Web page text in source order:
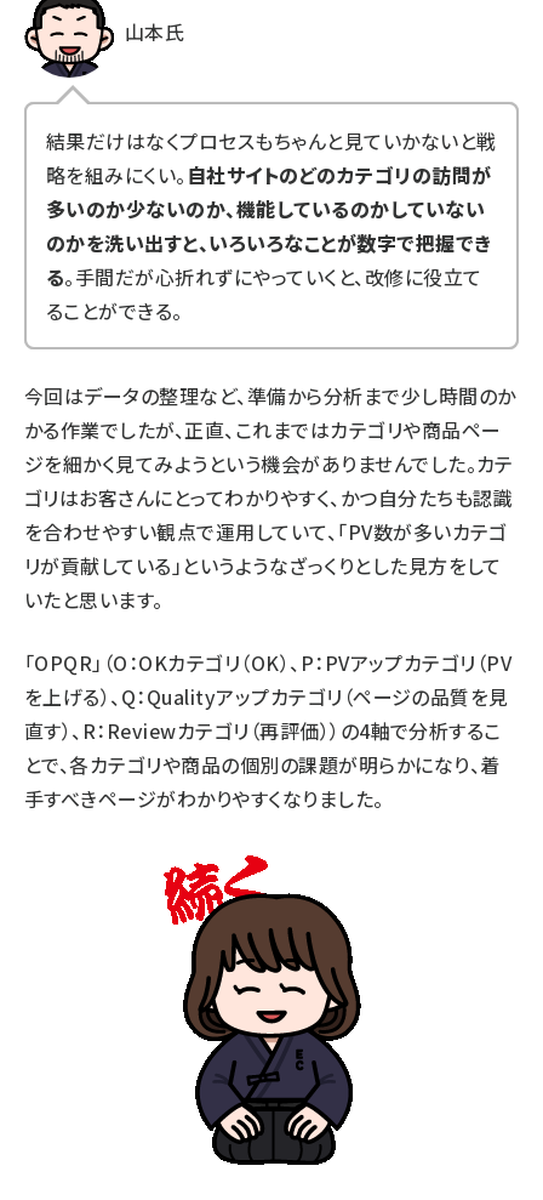
山本氏
結果だけはなくプロセスもちゃんと見ていかないと戦
略を組みにくい。 自社サイトのどのカテゴリの訪問が
多いのか少ないのか、機能しているのかしていない
のかを洗い出すと、いろいろなことが数字で把握でき
る。手間だが心折れずにやっていくと、改修に役立て
ることができる。
今回はデータの整理など、準備から分析まで少し時間のか
かる作業でしたが、正直、これまではカテゴリや商品ペー
ジを細かく見てみようという機会がありませんでした。カテ
ゴリはお客さんにとってわかりやすく、かつ自分たちも認識
を合わせやすい観点で運用していて、「PV数が多いカテゴ
リが貢献している」というようなざっくりとした見方をして
いたと思います。
「OPQR」（O：OKカテゴリ（OK）、P：PVアップカテゴリ（PV
を上げる）、Q：Qualityアップカテゴリ（ページの品質を見
直す）、R：Reviewカテゴリ（再評価））の4軸で分析するこ
とで、各カテゴリや商品の個別の課題が明らかになり、着
手すべきページがわかりやすくなりました。